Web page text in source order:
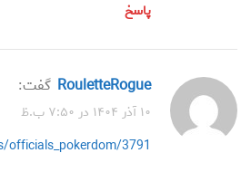
پاسخ
RouletteRogue گفت:
۱۰ آذر ۱۴۰۴ در ۷:۵۰ ب.ظ
3791